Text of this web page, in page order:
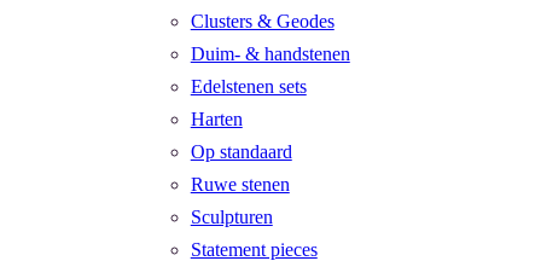
Clusters & Geodes
Duim- & handstenen
Edelstenen sets
Harten
Op standaard
Ruwe stenen
Sculpturen
Statement pieces